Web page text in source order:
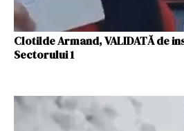
Clotilde Armand, VALIDATĂ de
Sectorului 1